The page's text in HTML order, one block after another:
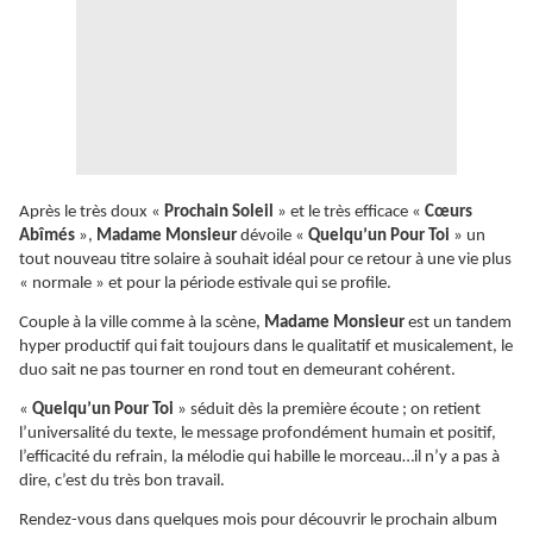
Après le très doux « Prochain Soleil » et le très efficace « Cœurs
Abîmés », Madame Monsieur dévoile « Quelqu’un Pour Toi » un
tout nouveau titre solaire à souhait idéal pour ce retour à une vie plus
« normale » et pour la période estivale qui se profile.
Couple à la ville comme à la scène, Madame Monsieur est un tandem
hyper productif qui fait toujours dans le qualitatif et musicalement, le
duo sait ne pas tourner en rond tout en demeurant cohérent.
« Quelqu’un Pour Toi » séduit dès la première écoute ; on retient
l’universalité du texte, le message profondément humain et positif,
l’efficacité du refrain, la mélodie qui habille le morceau…il n’y a pas à
dire, c’est du très bon travail.
Rendez-vous dans quelques mois pour découvrir le prochain album